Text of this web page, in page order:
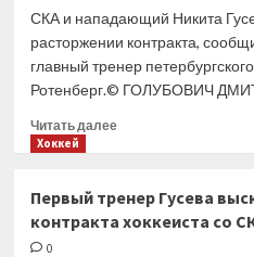
с защитником
Фальковским
СКА и нападающий Никита
расторжении контракта,
главный тренер
Ротенберг.© ГОЛУБОВИЧ
Читать далееПрочитать
и нападающий
Никита
Хоккей
Первый тренер Гусева
контракта хоккеиста со
0